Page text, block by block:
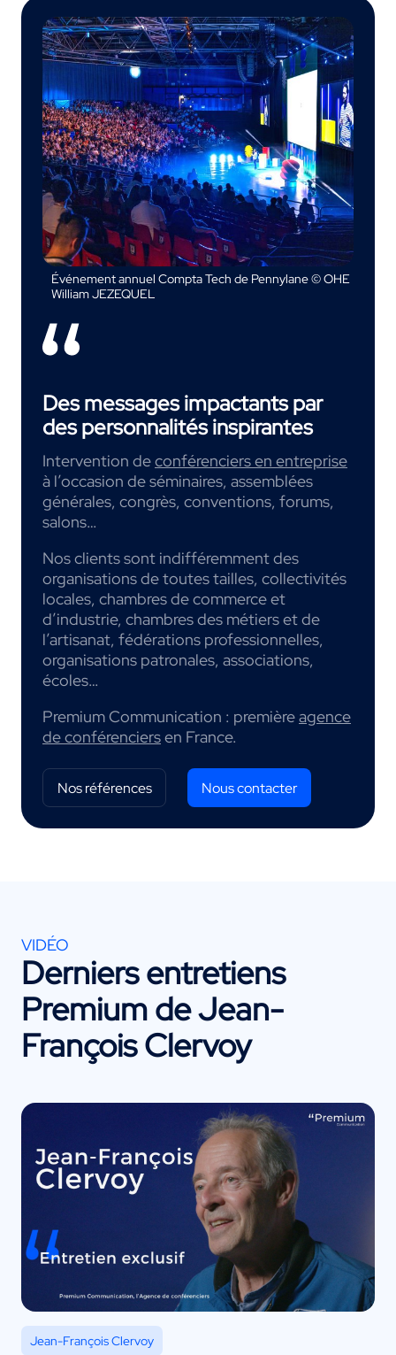
Événement annuel Compta Tech de Pennylane © OHE
William JEZEQUEL
Des messages impactants par
des personnalités inspirantes
Intervention deconférenciers en entreprise
à l’occasion de séminaires, assemblées
générales, congrès, conventions, forums,
salons…
Nos clients sont indifféremment des
organisations de toutes tailles, collectivités
locales, chambres de commerce et
d’industrie, chambres des métiers et de
l’artisanat, fédérations professionnelles,
organisations patronales, associations,
écoles…
Premium Communication : premièreagence
de conférenciersen France.
Nos références Nous contacter
VIDÉO
Derniers entretiens
Premium deJean-
François Clervoy
Jean-François Clervoy